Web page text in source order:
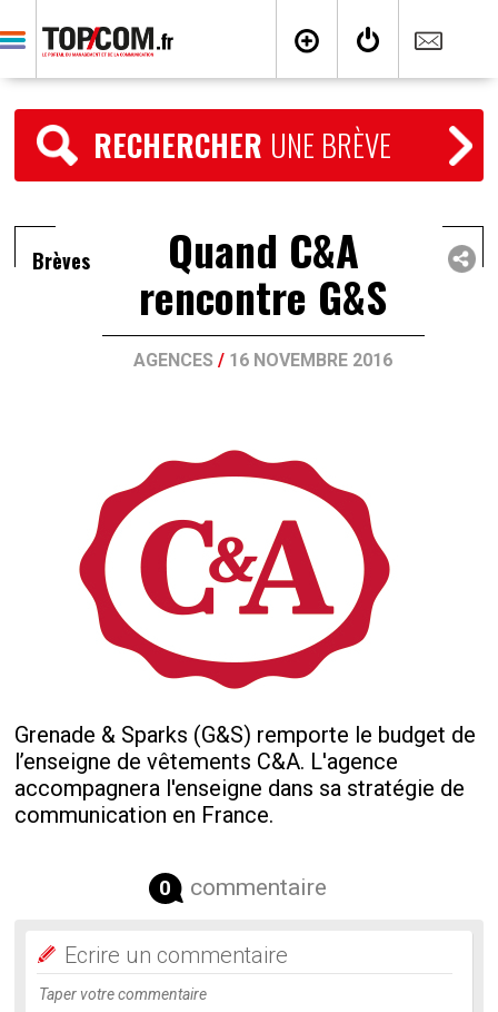
RECHERCHER UNE BRÈVE
Brèves Quand C&A
rencontre G&S
AGENCES / 16 NOVEMBRE 2016
Grenade & Sparks (G&S) remporte le budget de
l’enseigne de vêtements C&A. L'agence
accompagnera l'enseigne dans sa stratégie de
communication en France.
0 commentaire
Ecrire un commentaire